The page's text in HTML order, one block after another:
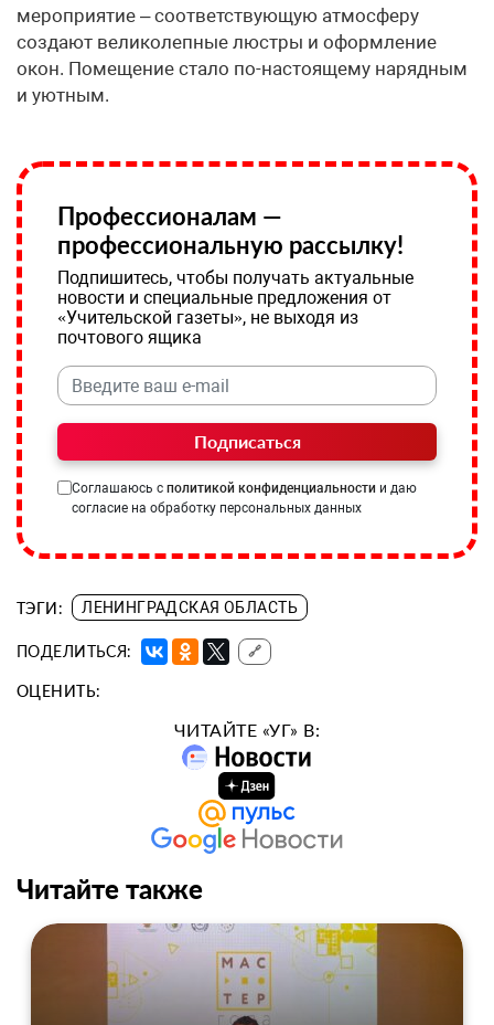
мероприятие – соответствующую атмосферу
создают великолепные люстры и оформление
окон. Помещение стало по-настоящему нарядным
и уютным.
Профессионалам —
профессиональную рассылку!
Подпишитесь, чтобы получать актуальные
новости и специальные предложения от
«Учительской газеты», не выходя из
почтового ящика
Подписаться
Соглашаюсь с политикой конфиденциальности и даю
согласие на обработку персональных данных
ТЭГИ: ЛЕНИНГРАДСКАЯ ОБЛАСТЬ
ПОДЕЛИТЬСЯ: 🔗
ОЦЕНИТЬ:
ЧИТАЙТЕ «УГ» В:
Читайте также